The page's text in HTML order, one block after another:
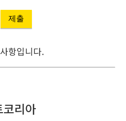
제출
항입니다.
리아